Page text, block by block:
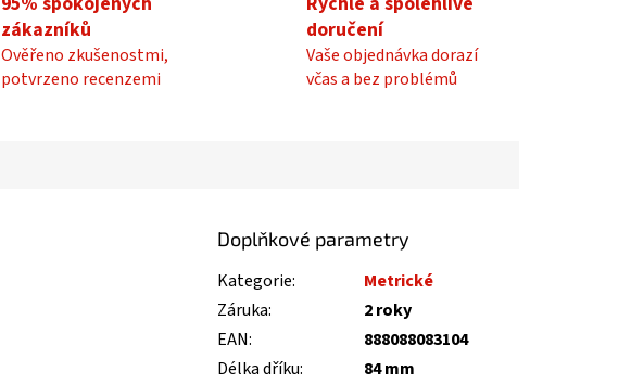
zákazníků
Ověřeno zkušenostmi,
potvrzeno recenzemi
doručení
Vaše objednávka dorazí
včas a bez problémů
Doplňkové parametry
Kategorie:
Metrické
Záruka:
2 roky
EAN:
888088083104
Délka dříku:
84 mm